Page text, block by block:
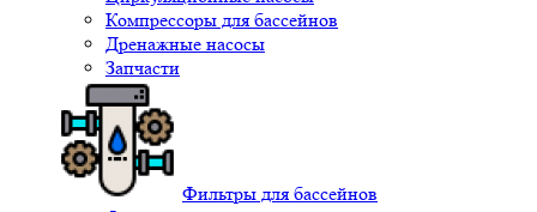
Компрессоры для бассейнов
Дренажные насосы
Запчасти
Фильтры для бассейнов